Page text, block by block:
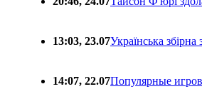
13:03, 23.07Українська
14:07, 22.07Популярные